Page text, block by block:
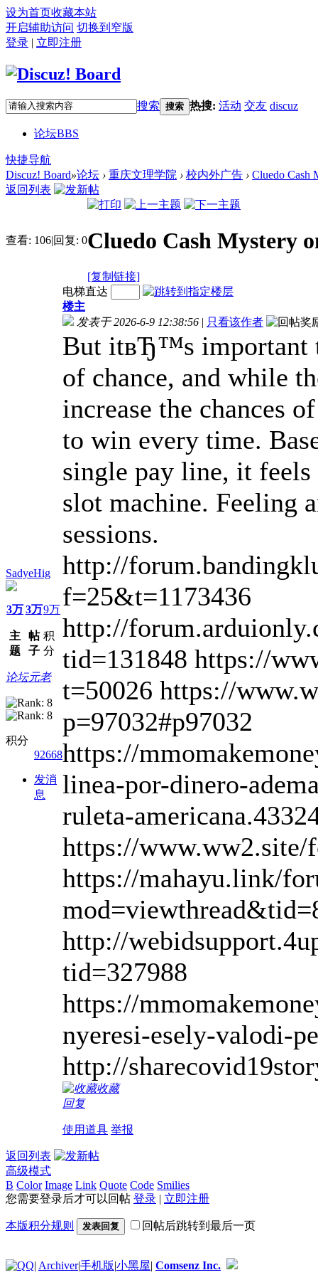
设为首页收藏本站
开启辅助访问 切换到窄版
登录 | 立即注册
搜索 搜索 热搜: 活动 交友 discuz
论坛BBS
快捷导航
Discuz! Board»论坛 › 重庆文理学院 › 校内外广告 › Cluedo Cash
返回列表
查看: 106|回复: 0Cluedo Cash Mystery
[复制链接]
SadyeHig
3万
主
题
3万
帖
子
9万
积
分
论坛元老
积分
92668
发消
息
电梯直达
楼主
发表于 2026-6-9 12:38:56 | 只看该作者
But itвЂ™s important
of chance, and while
increase the chances
to win every time.
single pay line, it
slot machine. Feeling
sessions.
http://
f=25&t=1173436
http://
tid=131848 https://
t=50026 https://
p=97032#p97032
https://
linea-por-dinero-
ruleta-
https://www.ww2.site/
https://mahayu.link/
http://
tid=327988
https://
nyeresi-esely-valodi-
http://
收藏
回复
使用道具 举报
返回列表
高级模式
B Color Image Link Quote Code Smilies
您需要登录后才可以回帖 登录 | 立即注册
本版积分规则 发表回复 回帖后跳转到最后一页
| Archiver|手机版|小黑屋| Comsenz Inc.